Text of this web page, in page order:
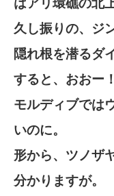
久し振りの、ジ
隠れ根を潜るダ
すると、おおー！
モルディブでは
いのに。
形から、ツノザ
分かりますが。